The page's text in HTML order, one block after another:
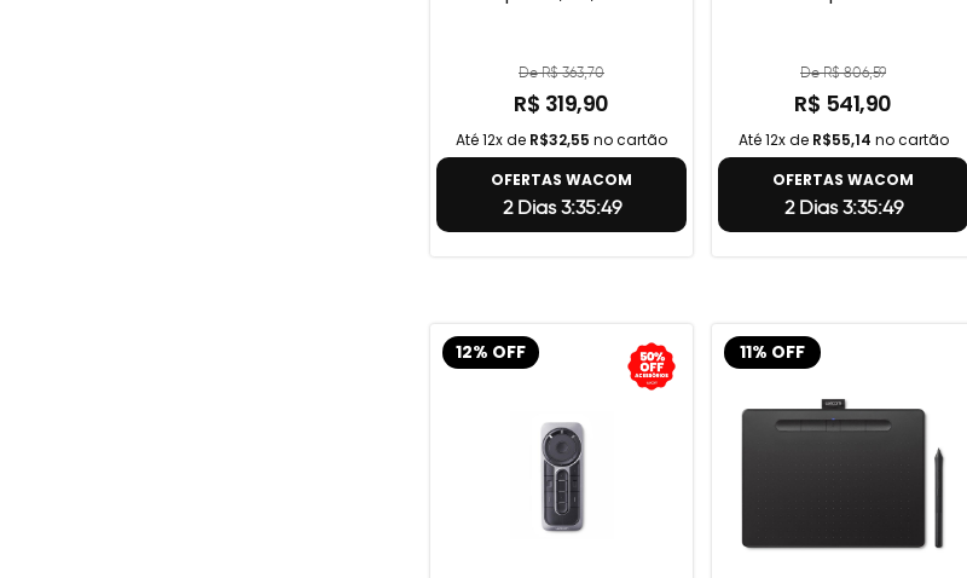
De R$ 363,70
R$ 319,90
Até 12x de R$32,55 no cartão
OFERTAS WACOM
2 Dias 3:35:48
De R$ 806,59
R$ 541,90
Até 12x de R$55,14 no cartão
OFERTAS WACOM
2 Dias 3:35:48
12% OFF 11% OFF